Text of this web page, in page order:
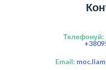
Телефонуй:
Email: